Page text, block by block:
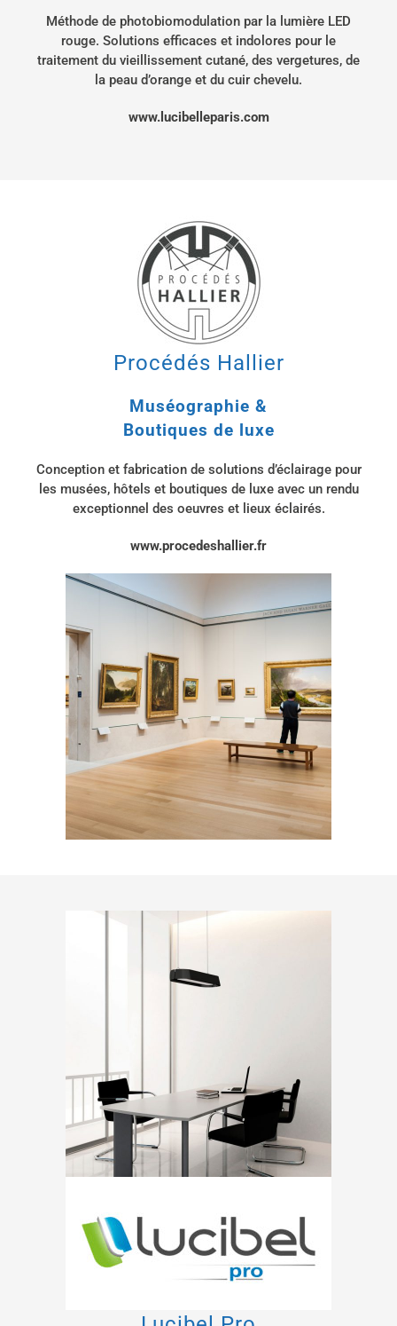
Méthode de photobiomodulation par la lumière LED
rouge. Solutions efficaces et indolores pour le
traitement du vieillissement cutané, des vergetures, de
la peau d’orange et du cuir chevelu.
www.lucibelleparis.com
Procédés Hallier
Muséographie &
Boutiques de luxe
Conception et fabrication de solutions d’éclairage pour
les musées, hôtels et boutiques de luxe avec un rendu
exceptionnel des oeuvres et lieux éclairés.
www.procedeshallier.fr